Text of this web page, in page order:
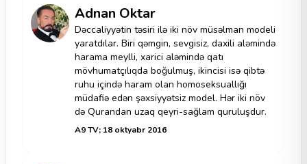
Adnan Oktar
Dəccaliyyətin təsiri ilə iki növ müsəlman modeli
yaratdılar. Biri qəmgin, sevgisiz, daxili aləmində
harama meylli, xarici aləmində qatı
mövhumatçılıqda boğulmuş, ikincisi isə qibtə
ruhu içində haram olan homoseksuallığı
müdafiə edən şəxsiyyətsiz model. Hər iki növ
də Qurandan uzaq qeyri-sağlam quruluşdur.
A9 TV; 18 oktyabr 2016